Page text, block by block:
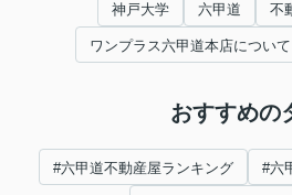
神戸大学 六甲道 不
ワンプラス六甲道本店について
おすすめの
#六甲道不動産屋ランキング #六